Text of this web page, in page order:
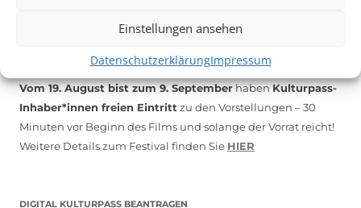
Einstellungen ansehen
DatenschutzerklärungImpressum
in Ludwigshafen statt.
Vom 19. August bist zum 9. SeptemberhabenKulturpass-
Inhaber*innen freien Eintritt zu den Vorstellungen – 30
Minuten vor Beginn des Films und solange der Vorrat reicht!
Weitere Details zum Festival finden Sie HIER
DIGITAL KULTURPASS BEANTRAGEN